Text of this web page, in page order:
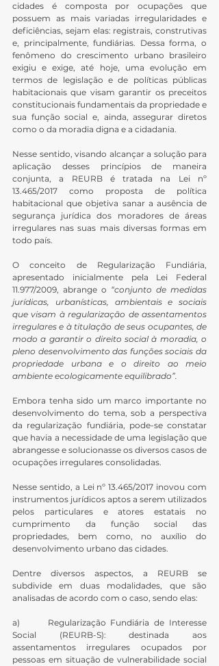
cidades é composta por ocupações que
possuem as mais variadas irregularidades e
deficiências, sejam elas: registrais, construtivas
e, principalmente, fundiárias. Dessa forma, o
fenômeno do crescimento urbano brasileiro
exigiu e exige, até hoje, uma evolução em
termos de legislação e de políticas públicas
habitacionais que visam garantir os preceitos
constitucionais fundamentais da propriedade e
sua função social e, ainda, assegurar diretos
como o da moradia digna e a cidadania.
Nesse sentido, visando alcançar a solução para
aplicação desses princípios de maneira
conjunta, a REURB é tratada na Lei nº
13.465/2017 como proposta de política
habitacional que objetiva sanar a ausência de
segurança jurídica dos moradores de áreas
irregulares nas suas mais diversas formas em
todo país.
O conceito de Regularização Fundiária,
apresentado inicialmente pela Lei Federal
11.977/2009, abrange o “conjunto de medidas
jurídicas, urbanísticas, ambientais e sociais
que visam à regularização de assentamentos
irregulares e à titulação de seus ocupantes, de
modo a garantir o direito social à moradia, o
pleno desenvolvimento das funções sociais da
propriedade urbana e o direito ao meio
ambiente ecologicamente equilibrado”.
Embora tenha sido um marco importante no
desenvolvimento do tema, sob a perspectiva
da regularização fundiária, pode-se constatar
que havia a necessidade de uma legislação que
abrangesse e solucionasse os diversos casos de
ocupações irregulares consolidadas.
Nesse sentido, a Lei nº 13.465/2017 inovou com
instrumentos jurídicos aptos a serem utilizados
pelos particulares e atores estatais no
cumprimento da função social das
propriedades, bem como, no auxílio do
desenvolvimento urbano das cidades.
Dentre diversos aspectos, a REURB se
subdivide em duas modalidades, que são
analisadas de acordo com o caso, sendo elas:
a)      Regularização Fundiária de Interesse
Social (REURB-S): destinada aos
assentamentos irregulares ocupados por
pessoas em situação de vulnerabilidade social